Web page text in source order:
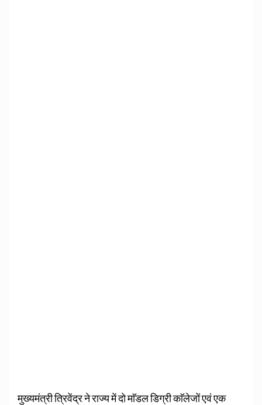
मुख्यमंत्री त्रिवेंद्र ने राज्य में दो माॅडल डिग्री काॅलेजों एवं एक